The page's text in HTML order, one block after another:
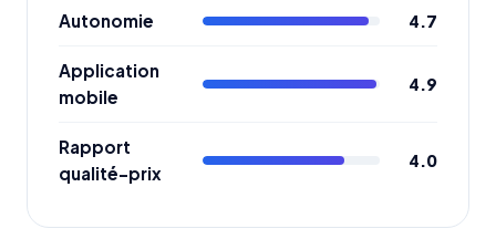
Autonomie 4.7
Application
mobile
4.9
Rapport
qualité-prix
4.0